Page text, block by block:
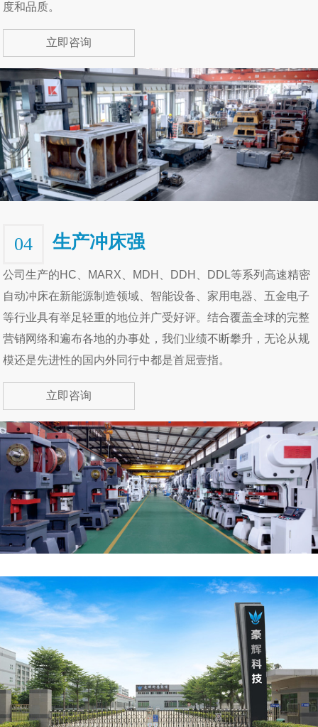
度和品质。
立即咨询
04 生产冲床强
公司生产的HC、MARX、MDH、DDH、DDL等系列高速精密
自动冲床在新能源制造领域、智能设备、家用电器、五金电子
等行业具有举足轻重的地位并广受好评。结合覆盖全球的完整
营销网络和遍布各地的办事处，我们业绩不断攀升，无论从规
模还是先进性的国内外同行中都是首屈壹指。
立即咨询